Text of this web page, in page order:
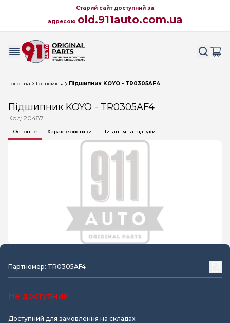
Старий сайт доступний за
адресою old.911auto.com.ua
Головна Трансмісія Підшипник KOYO - TR0305AF4
Підшипник KOYO - TR0305AF4
Код: 20487
Основне Характеристики Питання та відгуки
Партномер: TR0305AF4
Не доступний
Доступний для замовлення на складах: